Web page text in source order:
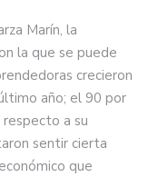
Marín, la
la que se puede
crecieron
año; el 90 por
a su
sentir cierta
que